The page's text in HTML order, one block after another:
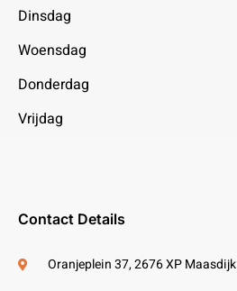
Dinsdag
Woensdag
Donderdag
Vrijdag
Contact Details
Oranjeplein 37, 2676 XP Maasdijk